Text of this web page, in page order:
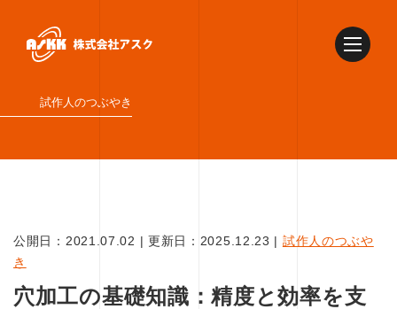
試作人のつぶやき
公開日： 2021.07.02 | 更新日： 2025.12.23 | 試作人のつぶや
き
穴加工の基礎知識：精度と効率を支